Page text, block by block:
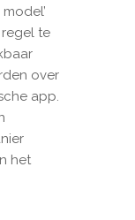
te
over
app.
het